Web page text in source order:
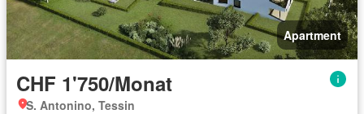
Apartment
CHF 1'750/Monat
S. Antonino, Tessin